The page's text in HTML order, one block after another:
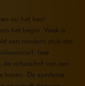
nu het best
het begin. Vaak is
een modern stuk dat
hoe
virtuositeit van een
horen. De symfonie